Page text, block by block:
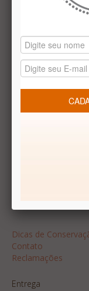
Vale presentes
Produtos temáticos
REDES SOCIAIS
Dicas de
Contato
Reclamações
Entrega